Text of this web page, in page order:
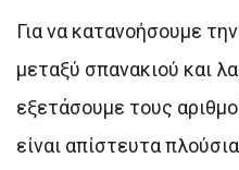
Για να κατανοήσουμε
μεταξύ σπανακιού και
εξετάσουμε τους
είναι απίστευτα